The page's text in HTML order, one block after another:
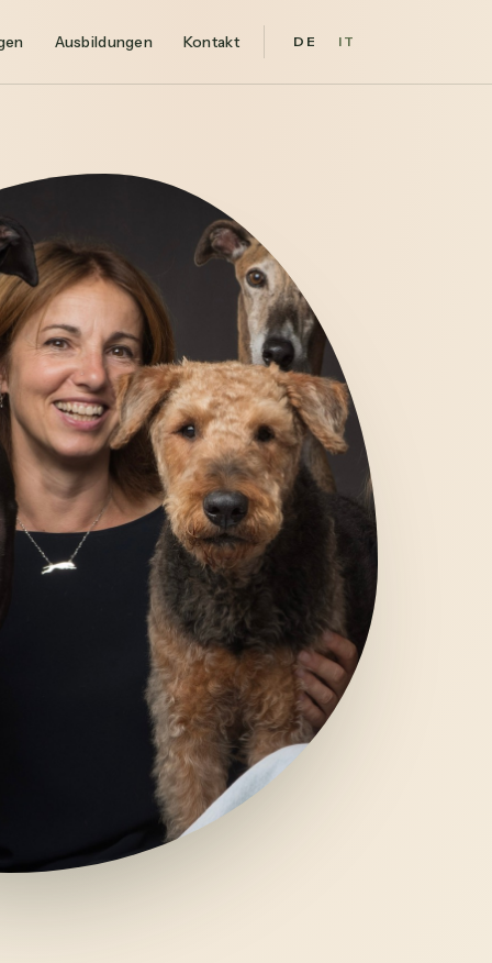
Ausbildungen Kontakt DE IT